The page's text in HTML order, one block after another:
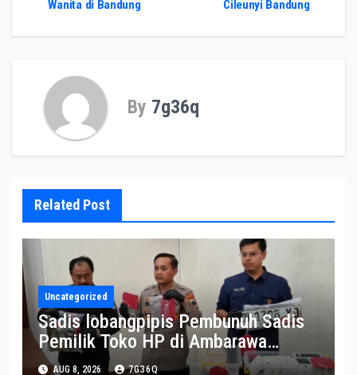
Cileunyi Bandung
Wanita di Bandung
By 7g36q
Related Post
Uncategorized
Sadis lobangpipis Pembunuh Sadis
Pemilik Toko HP di Ambarawa
diamankan
AUG 8, 2026 7G36Q